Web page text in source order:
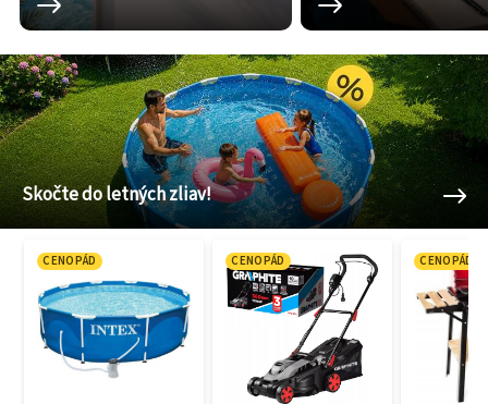
Skočte do letných zliav!
CENOPÁD CENOPÁD CENOPÁD